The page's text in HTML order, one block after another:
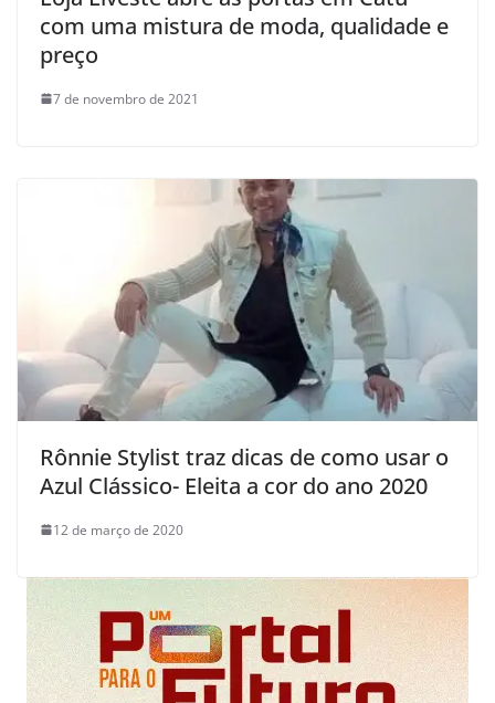
com uma mistura de moda, qualidade e
preço
7 de novembro de 2021
Rônnie Stylist traz dicas de como usar o
Azul Clássico- Eleita a cor do ano 2020
12 de março de 2020